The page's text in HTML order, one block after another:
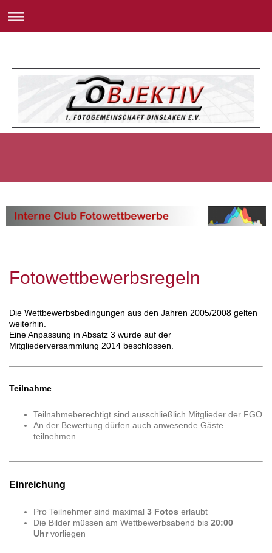
Fotowettbewerbsregeln
Die Wettbewerbsbedingungen aus den Jahren 2005/2008 gelten
weiterhin.
Eine Anpassung in Absatz 3 wurde auf der
Mitgliederversammlung 2014 beschlossen.
Teilnahme
Teilnahmeberechtigt sind ausschließlich Mitglieder der FGO
An der Bewertung dürfen auch anwesende Gäste
teilnehmen
Einreichung
Pro Teilnehmer sind maximal 3 Fotos erlaubt
Die Bilder müssen am Wettbewerbsabend bis 20:00
Uhrvorliegen